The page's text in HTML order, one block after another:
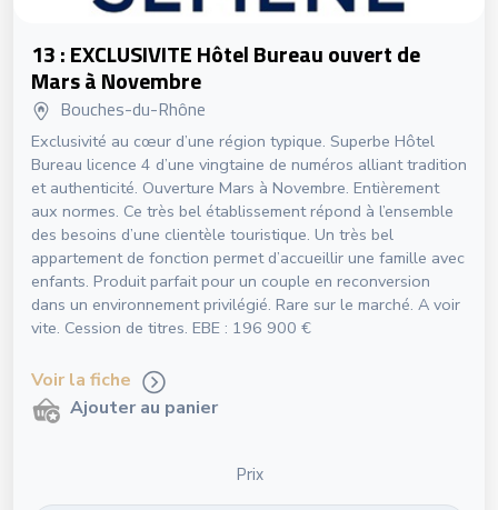
13 : EXCLUSIVITE Hôtel Bureau ouvert de
Mars à Novembre
Bouches-du-Rhône
Exclusivité au cœur d’une région typique. Superbe Hôtel
Bureau licence 4 d’une vingtaine de numéros alliant tradition
et authenticité. Ouverture Mars à Novembre. Entièrement
aux normes. Ce très bel établissement répond à l’ensemble
des besoins d’une clientèle touristique. Un très bel
appartement de fonction permet d’accueillir une famille avec
enfants. Produit parfait pour un couple en reconversion
dans un environnement privilégié. Rare sur le marché. A voir
vite. Cession de titres. EBE : 196 900 €
Voir la fiche
Ajouter au panier
Prix